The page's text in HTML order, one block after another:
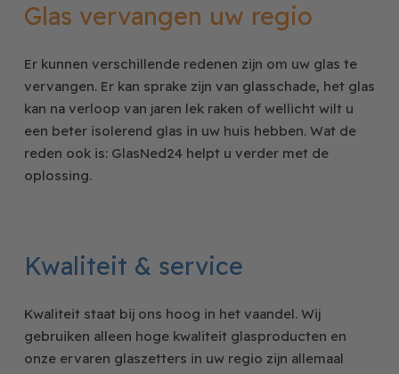
Glas vervangen uw regio
Er kunnen verschillende redenen zijn om uw glas te
vervangen. Er kan sprake zijn van glasschade, het glas
kan na verloop van jaren lek raken of wellicht wilt u
een beter isolerend glas in uw huis hebben. Wat de
reden ook is: GlasNed24 helpt u verder met de
oplossing.
Kwaliteit & service
Kwaliteit staat bij ons hoog in het vaandel. Wij
gebruiken alleen hoge kwaliteit glasproducten en
onze ervaren glaszetters in uw regio zijn allemaal